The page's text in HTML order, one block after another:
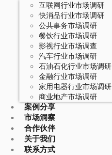
互联网行业市场调研
快消品行业市场调研
公共事务市场调研
餐饮行业市场调研
影视行业市场调查
汽车行业市场调研
石油石化行业市场调研
金融行业市场调研
家用电器行业市场调研
商业地产市场调研
案例分享
市场洞察
合作伙伴
关于我们
联系方式